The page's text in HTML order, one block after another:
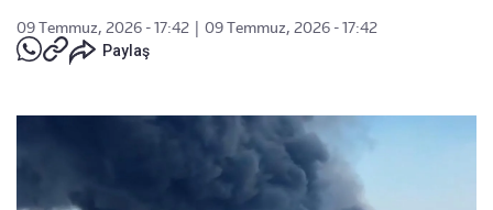
09 Temmuz, 2026 - 17:42
09 Temmuz, 2026 - 17:42
Paylaş